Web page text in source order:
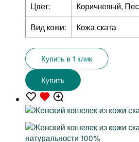
Цвет:
Коричневый,
Вид кожи:
Кожа ската
Купить в 1 клик
Купить
натуральности 100%